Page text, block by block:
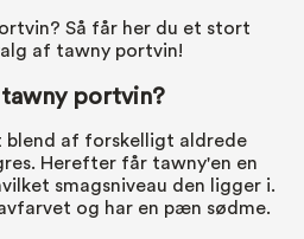
Så får her du et stort
af tawny portvin!
tawny portvin?
blend af forskelligt aldrede
Herefter får tawny'en en
smagsniveau den ligger i.
og har en pæn sødme.